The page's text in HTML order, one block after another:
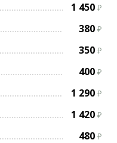
1 450
380
350
400
1 290
1 420
480